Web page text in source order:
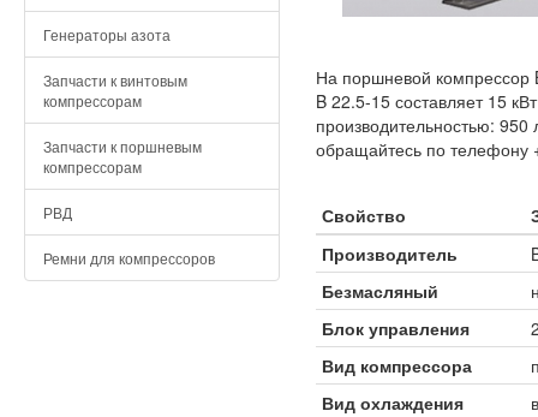
Генераторы азота
Запчасти к винтовым
компрессорам
Запчасти к поршневым
компрессорам
РВД
Ремни для компрессоров
На поршневой компрессор
B 22.5-15 составляет 15
производительностью:
обращайтесь по телефону
Свойство
Производитель
Безмасляный
Блок управления
Вид компрессора
Вид охлаждения